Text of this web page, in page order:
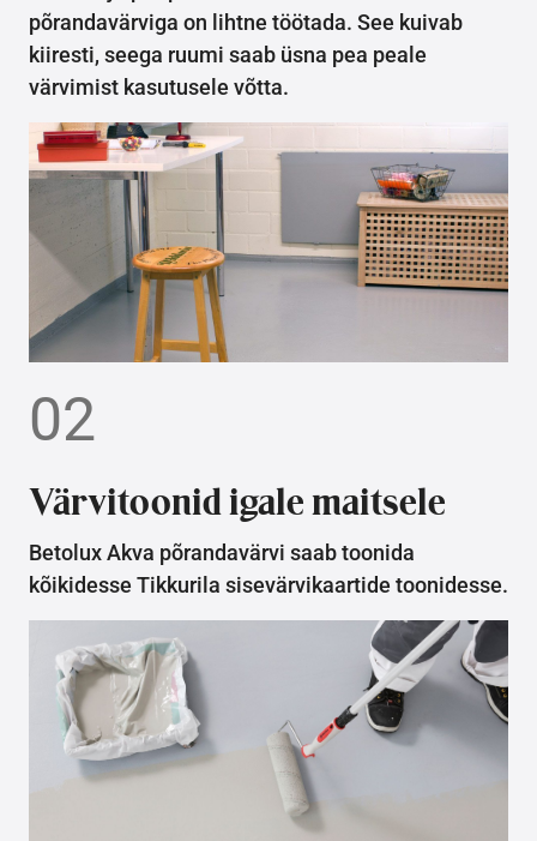
põrandavärviga on lihtne töötada. See kuivab
kiiresti, seega ruumi saab üsna pea peale
värvimist kasutusele võtta.
02
Värvitoonid igale maitsele
Betolux Akva põrandavärvi saab toonida
kõikidesse Tikkurila sisevärvikaartide toonidesse.